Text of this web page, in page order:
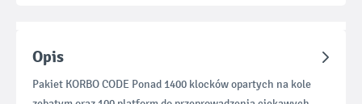
Opis
Pakiet KORBO CODE Ponad 1400 klocków opartych na kole